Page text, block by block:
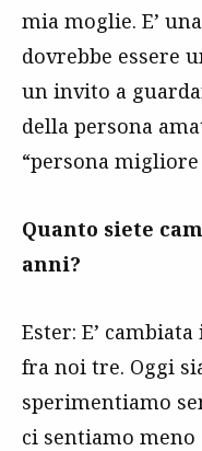
mia moglie. E’
dovrebbe essere
un invito a
della persona
“persona
Quanto siete
anni?
Ester: E’
fra noi tre. Oggi
sperimentiamo
ci sentiamo